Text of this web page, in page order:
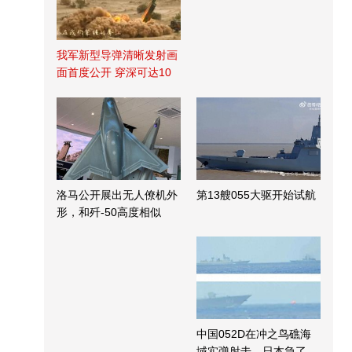
我军新型导弹清晰发射画
面首度公开 穿深可达10
洛马公开展出无人僚机外
形，和歼-50高度相似
第13艘055大驱开始试航
中国052D在冲之鸟礁海